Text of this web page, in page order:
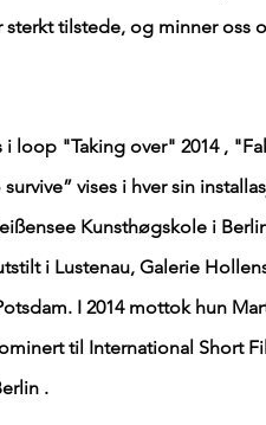
tilstede, og minner oss
loop "Taking over" 2014 ,
vises i hver sin
Kunsthøgskole i Berlin
i Lustenau, Galerie
I 2014 mottok hun
til International Short
.